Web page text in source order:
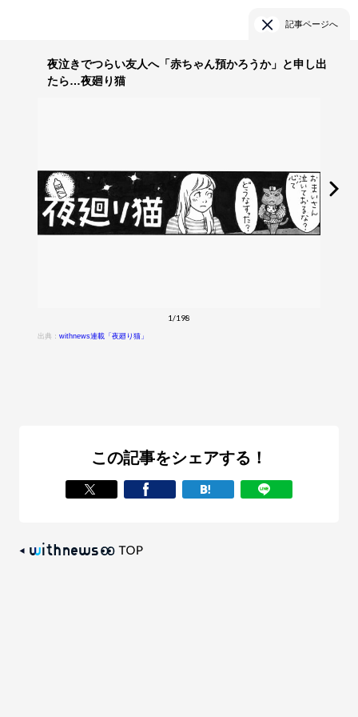
記事ページへ
夜泣きでつらい友人へ「赤ちゃん預かろうか」と申し出
たら…夜廻り猫
1/198
出典：withnews連載「夜廻り猫」
この記事をシェアする！